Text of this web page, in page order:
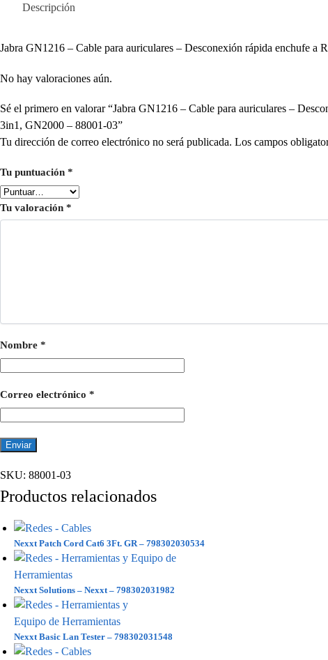
Descripción
Jabra GN1216 – Cable para auriculares – Desconexión rápida enchufe
No hay valoraciones aún.
Sé el primero en valorar “Jabra GN1216 – Cable para auriculares –
3in1, GN2000 – 88001-03”
Tu dirección de correo electrónico no será publicada. Los campos
Tu puntuación *
Tu valoración *
Nombre *
Correo electrónico *
SKU: 88001-03
Productos relacionados
Nexxt Patch Cord Cat6 3Ft. GR – 798302030534
Nexxt Solutions – Nexxt – 798302031982
Nexxt Basic Lan Tester – 798302031548